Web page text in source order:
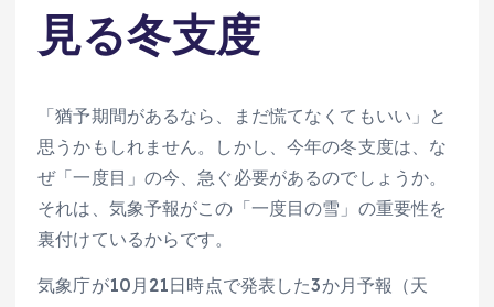
見る冬支度
「猶予期間があるなら、まだ慌てなくてもいい」と
思うかもしれません。しかし、今年の冬支度は、な
ぜ「一度目」の今、急ぐ必要があるのでしょうか。
それは、気象予報がこの「一度目の雪」の重要性を
裏付けているからです。
気象庁が10月21日時点で発表した3か月予報（天